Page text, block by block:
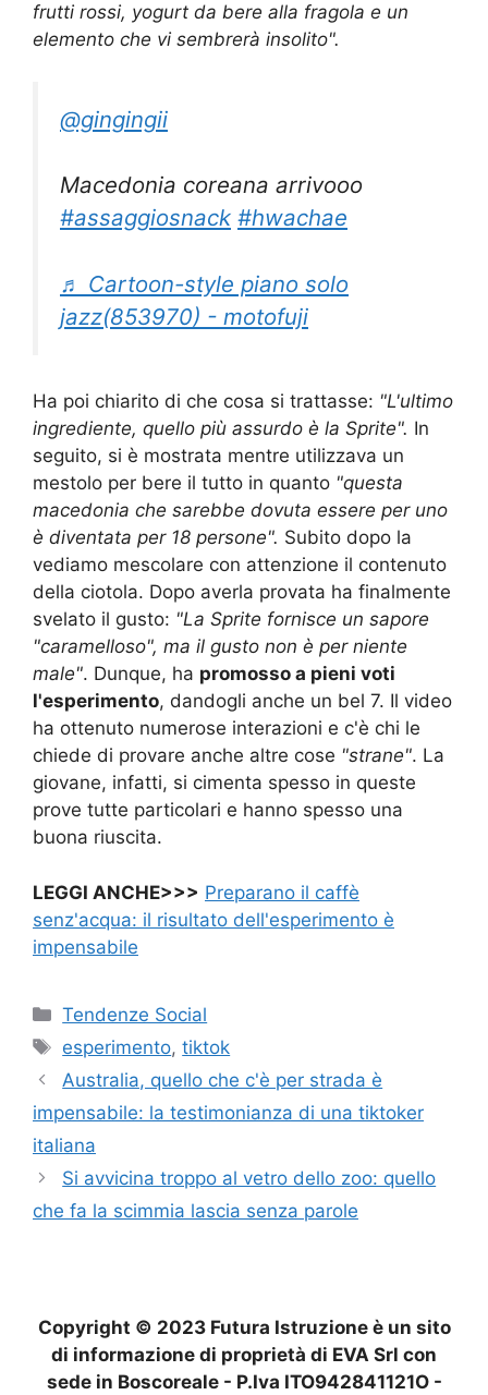
frutti rossi, yogurt da bere alla fragola e un
elemento che vi sembrerà insolito".
@gingingii
Macedonia coreana arrivooo
#assaggiosnack #hwachae
♬ Cartoon-style piano solo
jazz(853970) - motofuji
Ha poi chiarito di che cosa si trattasse: "L'ultimo
ingrediente, quello più assurdo è la Sprite". In
seguito, si è mostrata mentre utilizzava un
mestolo per bere il tutto in quanto "questa
macedonia che sarebbe dovuta essere per uno
è diventata per 18 persone". Subito dopo la
vediamo mescolare con attenzione il contenuto
della ciotola. Dopo averla provata ha finalmente
svelato il gusto: "La Sprite fornisce un sapore
"caramelloso", ma il gusto non è per niente
male". Dunque, ha promosso a pieni voti
l'esperimento, dandogli anche un bel 7. Il video
ha ottenuto numerose interazioni e c'è chi le
chiede di provare anche altre cose "strane". La
giovane, infatti, si cimenta spesso in queste
prove tutte particolari e hanno spesso una
buona riuscita.
LEGGI ANCHE>>> Preparano il caffè
senz'acqua: il risultato dell'esperimento è
impensabile
Categorie
Tendenze Social
Tag
esperimento,tiktok
Australia, quello che c'è per strada è
impensabile: la testimonianza di una tiktoker
italiana
Si avvicina troppo al vetro dello zoo: quello
che fa la scimmia lascia senza parole
Copyright © 2023 Futura Istruzione è un sito
di informazione di proprietà di EVA Srl con
sede in Boscoreale - P.Iva ITO942841121O -